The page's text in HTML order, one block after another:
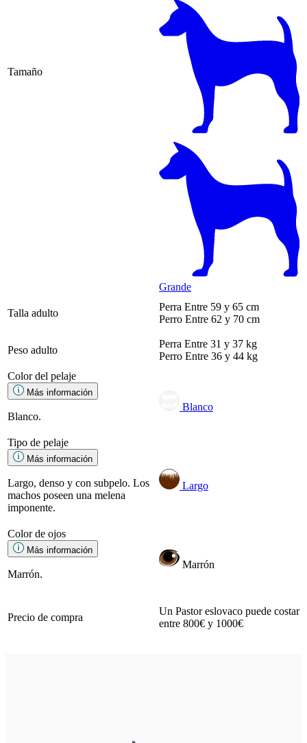
Tamaño
Grande
Talla adulto
Perra Entre 59 y 65 cm
Perro Entre 62 y 70 cm
Peso adulto
Perra Entre 31 y 37 kg
Perro Entre 36 y 44 kg
Color del pelaje
Más información
Blanco.
Blanco
Tipo de pelaje
Más información
Largo, denso y con subpelo. Los
machos poseen una melena
imponente.
Largo
Color de ojos
Más información
Marrón.
Marrón
Precio de compra
Un Pastor eslovaco puede costar
entre 800€ y 1000€